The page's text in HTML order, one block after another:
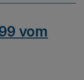
vom